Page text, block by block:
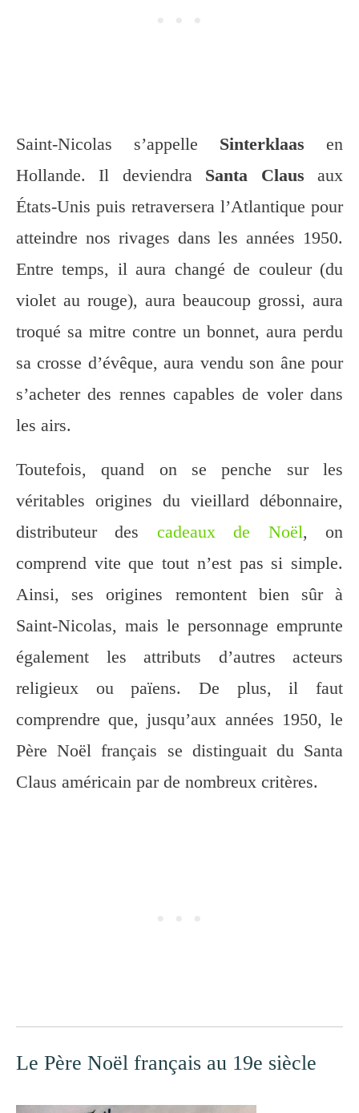
Saint-Nicolas s’appelle Sinterklaas en
Hollande. Il deviendra Santa Claus aux
États-Unis puis retraversera l’Atlantique pour
atteindre nos rivages dans les années 1950.
Entre temps, il aura changé de couleur (du
violet au rouge), aura beaucoup grossi, aura
troqué sa mitre contre un bonnet, aura perdu
sa crosse d’évêque, aura vendu son âne pour
s’acheter des rennes capables de voler dans
les airs.
Toutefois, quand on se penche sur les
véritables origines du vieillard débonnaire,
distributeur des cadeaux de Noël, on
comprend vite que tout n’est pas si simple.
Ainsi, ses origines remontent bien sûr à
Saint-Nicolas, mais le personnage emprunte
également les attributs d’autres acteurs
religieux ou païens. De plus, il faut
comprendre que, jusqu’aux années 1950, le
Père Noël français se distinguait du Santa
Claus américain par de nombreux critères.
Le Père Noël français au 19e siècle